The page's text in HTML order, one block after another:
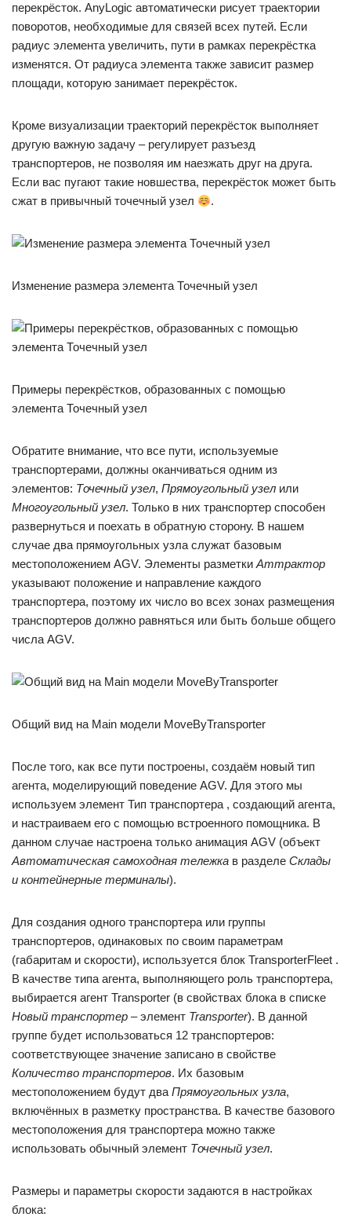
перекрёсток. AnyLogic автоматически рисует траектории
поворотов, необходимые для связей всех путей. Если
радиус элемента увеличить, пути в рамках перекрёстка
изменятся. От радиуса элемента также зависит размер
площади, которую занимает перекрёсток.
Кроме визуализации траекторий перекрёсток выполняет
другую важную задачу – регулирует разъезд
транспортеров, не позволяя им наезжать друг на друга.
Если вас пугают такие новшества, перекрёсток может быть
сжат в привычный точечный узел
.
Изменение размера элемента Точечный узел
Примеры перекрёстков, образованных с помощью
элемента Точечный узел
Обратите внимание, что все пути, используемые
транспортерами, должны оканчиваться одним из
элементов: Точечный узел, Прямоугольный узел или
Многоугольный узел. Только в них транспортер способен
развернуться и поехать в обратную сторону. В нашем
случае два прямоугольных узла служат базовым
местоположением AGV. Элементы разметки Аттрактор
указывают положение и направление каждого
транспортера, поэтому их число во всех зонах размещения
транспортеров должно равняться или быть больше общего
числа AGV.
Общий вид на Main модели MoveByTransporter
После того, как все пути построены, создаём новый тип
агента, моделирующий поведение AGV. Для этого мы
используем элемент Тип транспортера , создающий агента,
и настраиваем его с помощью встроенного помощника. В
данном случае настроена только анимация AGV (объект
Автоматическая самоходная тележка в разделе Склады
и контейнерные терминалы).
Для создания одного транспортера или группы
транспортеров, одинаковых по своим параметрам
(габаритам и скорости), используется блок TransporterFleet .
В качестве типа агента, выполняющего роль транспортера,
выбирается агент Transporter (в свойствах блока в списке
Новый транспортер – элемент Transporter). В данной
группе будет использоваться 12 транспортеров:
соответствующее значение записано в свойстве
Количество транспортеров. Их базовым
местоположением будут два Прямоугольных узла,
включённых в разметку пространства. В качестве базового
местоположения для транспортера можно также
использовать обычный элемент Точечный узел.
Размеры и параметры скорости задаются в настройках
блока: